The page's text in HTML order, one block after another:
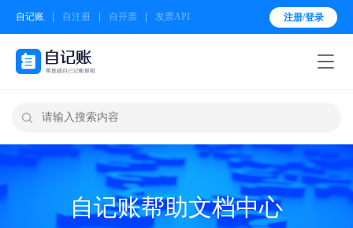
自记账 自注册 自开票 发票API 注册/登录


自记账帮助文档中心